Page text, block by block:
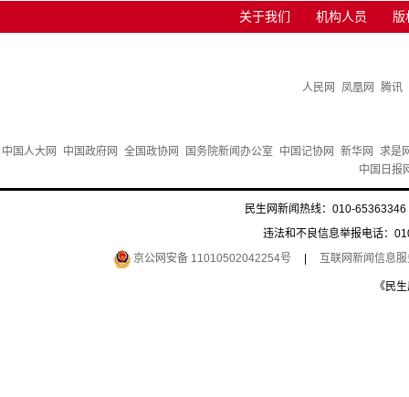
关于我们 机构人员 版
人民网 凤凰网 腾讯
中国人大网 中国政府网 全国政协网 国务院新闻办公室 中国记协网 新华网
求是
中国日报
民生网新闻热线：010-
违法和不良信息举报电话：
京公网安备 11010502042254号
互联网新闻信息
《民